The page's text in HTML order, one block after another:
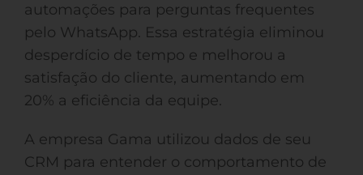
automações para perguntas frequentes
pelo WhatsApp. Essa estratégia eliminou
desperdício de tempo e melhorou a
satisfação do cliente, aumentando em
20% a eficiência da equipe.
A empresa Gama utilizou dados de seu
CRM para entender o comportamento de